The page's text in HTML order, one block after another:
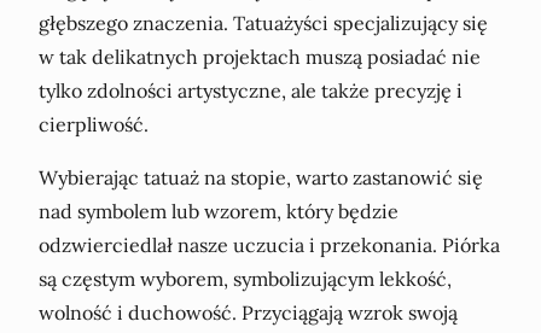
głębszego znaczenia. Tatuażyści specjalizujący się
w tak delikatnych projektach muszą posiadać nie
tylko zdolności artystyczne, ale także precyzję i
cierpliwość.
Wybierając tatuaż na stopie, warto zastanowić się
nad symbolem lub wzorem, który będzie
odzwierciedlał nasze uczucia i przekonania. Piórka
są częstym wyborem, symbolizującym lekkość,
wolność i duchowość. Przyciągają wzrok swoją